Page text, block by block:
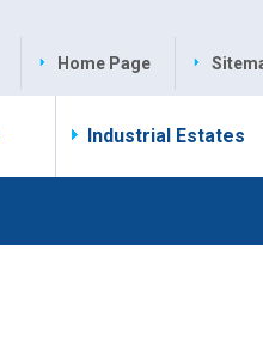
Home Page
Industrial Estates